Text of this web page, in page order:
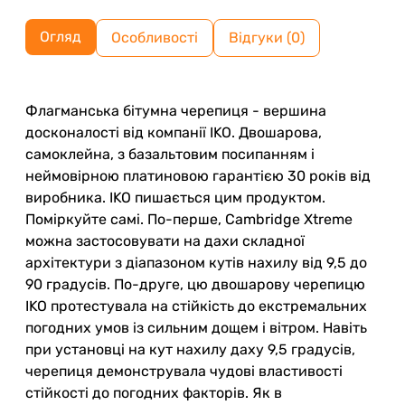
Огляд Особливості Відгуки (0)
Флагманська бітумна черепиця - вершина
досконалості від компанії IKO. Двошарова,
самоклейна, з базальтовим посипанням і
неймовірною платиновою гарантією 30 років від
виробника. IKO пишається цим продуктом.
Поміркуйте самі. По-перше, Cambridge Xtreme
можна застосовувати на дахи складної
архітектури з діапазоном кутів нахилу від 9,5 до
90 градусів. По-друге, цю двошарову черепицю
IKO протестувала на стійкість до екстремальних
погодних умов із сильним дощем і вітром. Навіть
при установці на кут нахилу даху 9,5 градусів,
черепиця демонструвала чудові властивості
стійкості до погодних факторів. Як в